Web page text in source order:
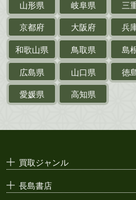
戦前・戦中
絵葉書
支那・満洲
台湾関係古
ポスター・
山形県
岐阜県 三
京都府
大阪府 兵
和歌山県
鳥取県 島
広島県
山口県 徳
愛媛県
高知県
買取ジャンル
長島書店